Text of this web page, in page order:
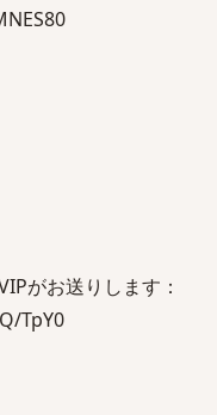
がお送りします：
TpY0